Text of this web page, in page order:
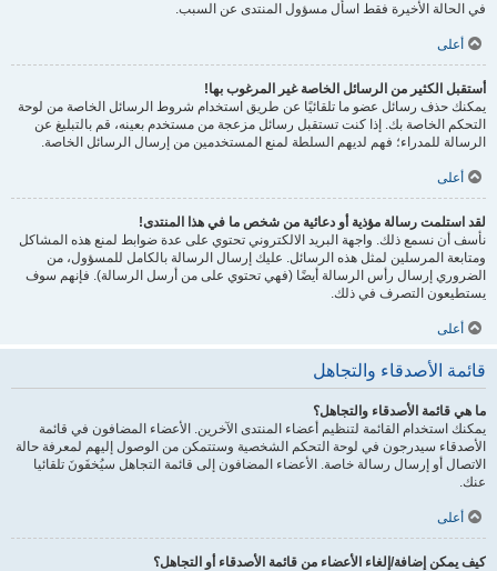
في الحالة الأخيرة فقط اسأل مسؤول المنتدى عن السبب.
أعلى
أستقبل الكثير من الرسائل الخاصة غير المرغوب بها!
يمكنك حذف رسائل عضو ما تلقائيًا عن طريق استخدام شروط الرسائل الخاصة من لوحة
التحكم الخاصة بك. إذا كنت تستقبل رسائل مزعجة من مستخدم بعينه، قم بالتبليغ عن
الرسالة للمدراء؛ فهم لديهم السلطة لمنع المستخدمين من إرسال الرسائل الخاصة.
أعلى
لقد استلمت رسالة مؤذية أو دعائية من شخص ما في هذا المنتدى!
نأسف أن نسمع ذلك. واجهة البريد الالكتروني تحتوي على عدة ضوابط لمنع هذه المشاكل
ومتابعة المرسلين لمثل هذه الرسائل. عليك إرسال الرسالة بالكامل للمسؤول، من
الضروري إرسال رأس الرسالة أيضًا (فهي تحتوي على من أرسل الرسالة). فإنهم سوف
يستطيعون التصرف في ذلك.
أعلى
قائمة الأصدقاء والتجاهل
ما هي قائمة الأصدقاء والتجاهل؟
يمكنك استخدام القائمة لتنظيم أعضاء المنتدى الآخرين. الأعضاء المضافون في قائمة
الأصدقاء سيدرجون في لوحة التحكم الشخصية وستتمكن من الوصول إليهم لمعرفة حالة
الاتصال أو إرسال رسالة خاصة. الأعضاء المضافون إلى قائمة التجاهل سيُخفَونَ تلقائيا
عنك.
أعلى
كيف يمكن إضافة/إلغاء الأعضاء من قائمة الأصدقاء أو التجاهل؟